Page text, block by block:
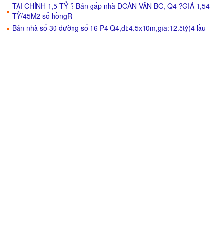
TÀI CHÍNH 1,5 TỶ ? Bán gấp nhà ĐOÀN VĂN BƠ, Q4 ?GIÁ 1,54
TỶ/45M2 sổ hồngR
Bán nhà số 30 đường số 16 P4 Q4,dt:4.5x10m,gía:12.5tỷ(4 lầu